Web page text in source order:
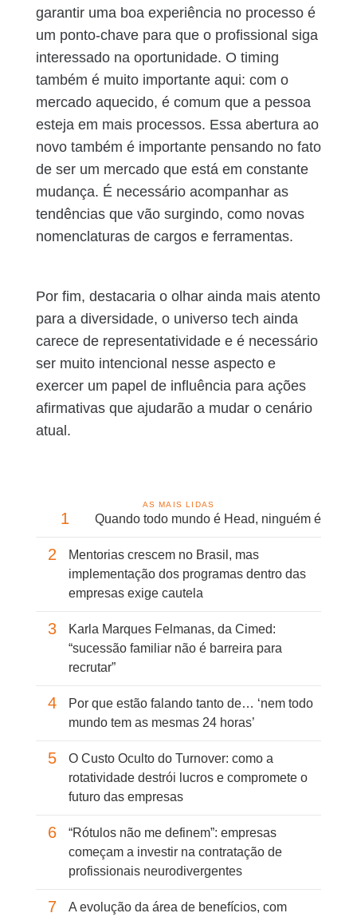
garantir uma boa experiência no processo é
um ponto-chave para que o profissional siga
interessado na oportunidade. O timing
também é muito importante aqui: com o
mercado aquecido, é comum que a pessoa
esteja em mais processos. Essa abertura ao
novo também é importante pensando no fato
de ser um mercado que está em constante
mudança. É necessário acompanhar as
tendências que vão surgindo, como novas
nomenclaturas de cargos e ferramentas.
Por fim, destacaria o olhar ainda mais atento
para a diversidade, o universo tech ainda
carece de representatividade e é necessário
ser muito intencional nesse aspecto e
exercer um papel de influência para ações
afirmativas que ajudarão a mudar o cenário
atual.
AS MAIS LIDAS
1 Quando todo mundo é Head, ninguém é
2
Mentorias crescem no Brasil, mas
implementação dos programas dentro das
empresas exige cautela
3
Karla Marques Felmanas, da Cimed:
“sucessão familiar não é barreira para
recrutar”
4
Por que estão falando tanto de… ‘nem todo
mundo tem as mesmas 24 horas’
5
O Custo Oculto do Turnover: como a
rotatividade destrói lucros e compromete o
futuro das empresas
6
“Rótulos não me definem”: empresas
começam a investir na contratação de
profissionais neurodivergentes
7
A evolução da área de benefícios, com